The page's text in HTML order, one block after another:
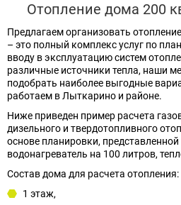
Отопление дома 200
Предлагаем организовать
– это полный комплекс услуг по
вводу в эксплуатацию систем
различные источники тепла, наши
подобрать наиболее выгодные
работаем в Лыткарино и районе.
Ниже приведен пример расчета
дизельного и твердотопливного
основе планировки,
водонагреватель на 100 литров,
Состав дома для расчета отопления:
1 этаж,